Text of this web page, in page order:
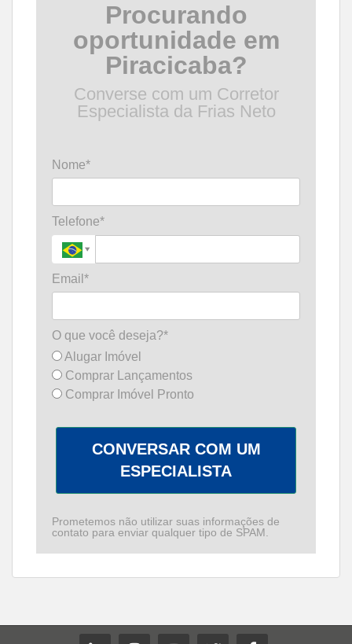
Procurando
oportunidade em
Piracicaba?
Converse com um Corretor
Especialista da Frias Neto
Nome*
Telefone*
Email*
O que você deseja?*
Alugar Imóvel
Comprar Lançamentos
Comprar Imóvel Pronto
CONVERSAR COM UM
ESPECIALISTA
Prometemos não utilizar suas informações de
contato para enviar qualquer tipo de SPAM.